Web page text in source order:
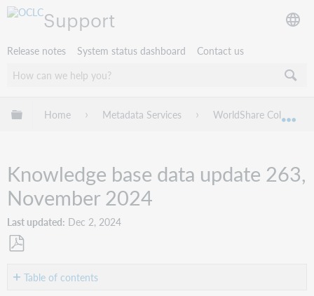
Support
Release notes System status dashboard Contact us
Expand/collapse global hierarchy
Home Metadata Services WorldShare Collection
Knowledge base data update 263,
November 2024
Last updated Dec 2, 2024
as Table of contents